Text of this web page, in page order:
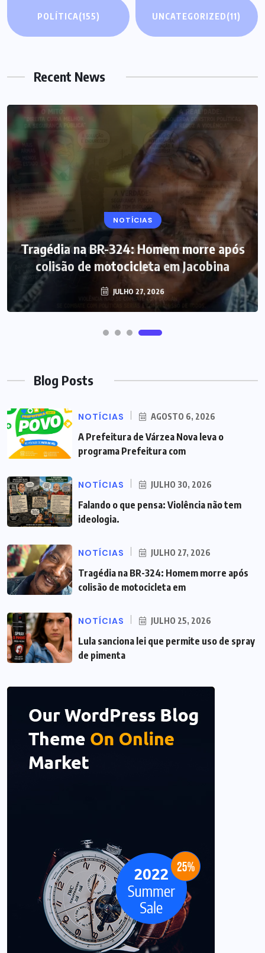
POLÍTICA(155) UNCATEGORIZED(11)
Recent News
NOTÍCIAS
Tragédia na BR-324: Homem morre após
colisão de motocicleta em Jacobina
JULHO 27, 2026
Blog Posts
NOTÍCIAS AGOSTO 6, 2026
A Prefeitura de Várzea Nova leva o
programa Prefeitura com
NOTÍCIAS JULHO 30, 2026
Falando o que pensa: Violência não tem
ideologia.
NOTÍCIAS JULHO 27, 2026
Tragédia na BR-324: Homem morre após
colisão de motocicleta em
NOTÍCIAS JULHO 25, 2026
Lula sanciona lei que permite uso de spray
de pimenta